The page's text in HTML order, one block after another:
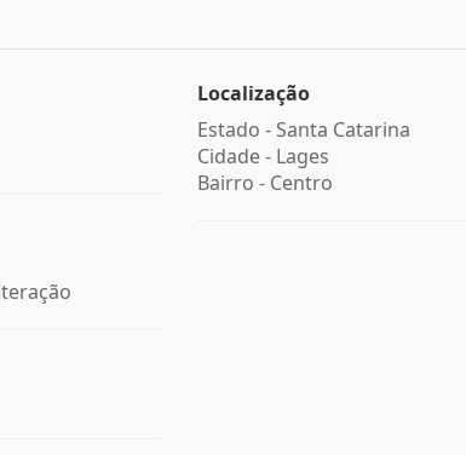
Localização
Estado - Santa Catarina
Cidade - Lages
Bairro - Centro